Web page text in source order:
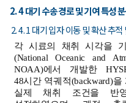
2. 4 대기 수송 경로 및 기여 특성
2. 4. 1 대기 입자 이동 및 확산 추
각 시료의 채취 시각을 기
(National Oceanic and
NOAA)에서 개발한
48시간 역궤적(backward)
실제 채취 조건을 반